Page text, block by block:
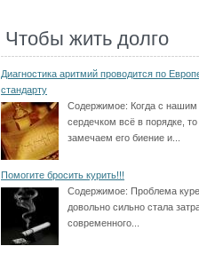
Чтобы жить долго
Диагностика аритмий проводится по
стандарту
Содержимое: Когда с нашим
сердечком всё в порядке,
замечаем его биение и...
Помогите бросить курить!!!
Содержимое: Проблема
довольно сильно стала
современного...